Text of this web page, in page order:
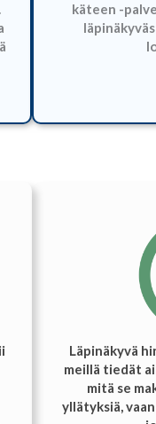
käteen -
Läpinäkyvä
meillä tiedät
mitä se
yllätyksiä,